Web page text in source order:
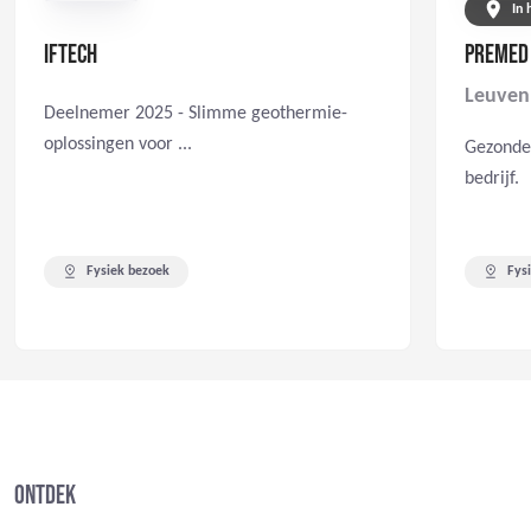
IFTECH
Deelnemer 2025 - Slimme geothermie-
oplossingen voor ...
Fysiek bezoek
In
PREMED
Leuven
bedrijf.
Ontdek